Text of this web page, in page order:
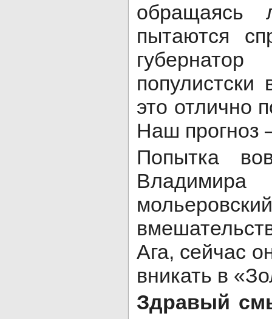
обращаясь
пытаются
это отлично
Наш прогноз
Попытка
Владимира
Ага, сейчас
вникать в
Здравый